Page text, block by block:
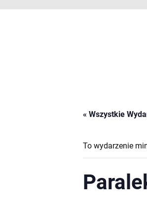
« Wszystkie
To wydarzenie